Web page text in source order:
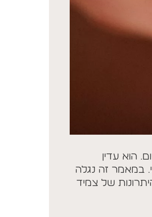
הוא עדין
במאמר זה נגלה
של צמיד